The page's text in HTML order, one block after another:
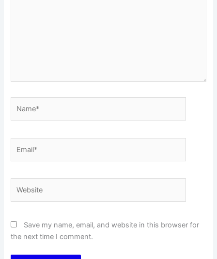
Save my name, email, and website in this browser for
the next time I comment.